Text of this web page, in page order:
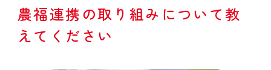
農福連携の取り組みについて教
えてください